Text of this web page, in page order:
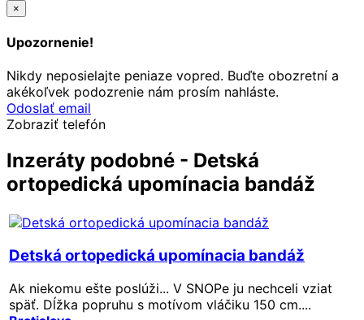
×
Upozornenie!
Nikdy neposielajte peniaze vopred. Buďte obozretní a
akékoľvek podozrenie nám prosím nahláste.
Odoslať email
Zobraziť telefón
Inzeráty podobné - Detská
ortopedická upomínacia bandáž
Detská ortopedická upomínacia bandáž
Ak niekomu ešte poslúži... V SNOPe ju nechceli vziat
späť. Dĺžka popruhu s motívom vláčiku 150 cm....